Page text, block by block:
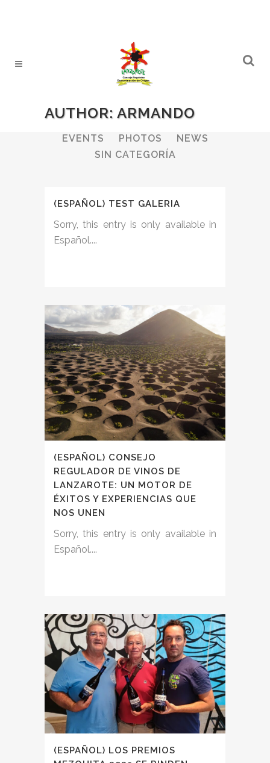
AUTHOR: ARMANDO
ALL WINERIES
BULLETIN
EVENTS
PHOTOS
NEWS
SIN CATEGORÍA
(ESPAÑOL) TEST GALERIA
Sorry, this entry is only available in
Español....
(ESPAÑOL) CONSEJO
REGULADOR DE VINOS DE
LANZAROTE: UN MOTOR DE
ÉXITOS Y EXPERIENCIAS QUE
NOS UNEN
Sorry, this entry is only available in
Español....
(ESPAÑOL) LOS PREMIOS